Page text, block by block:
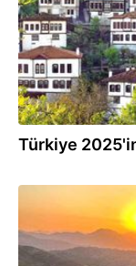
Türkiye
06.05.2025